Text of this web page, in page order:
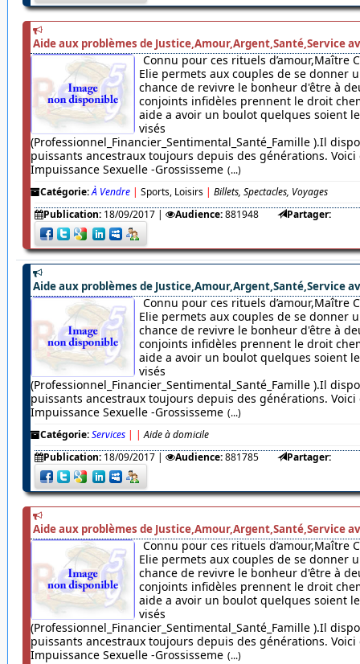
Aide aux problèmes de Justice,Amour,Argent,Santé,Service
Connu pour ces rituels d’amour,Maître
Elie permets aux couples de se donner
chance de revivre le bonheur d'être à
conjoints infidèles prennent le droit
aide a avoir un boulot quelques soient
visés
(Professionnel_Financier_Sentimental_Santé_Famille ).Il
puissants ancestraux toujours depuis des générations. Voici
Impuissance Sexuelle -Grossisseme (...)
Catégorie:À Vendre | Sports, Loisirs | Billets, Spectacles, Voyages
Publication: 18/09/2017| Audience:881948 Partager:
Aide aux problèmes de Justice,Amour,Argent,Santé,Service
Connu pour ces rituels d’amour,Maître
Elie permets aux couples de se donner
chance de revivre le bonheur d'être à
conjoints infidèles prennent le droit
aide a avoir un boulot quelques soient
visés
(Professionnel_Financier_Sentimental_Santé_Famille ).Il
puissants ancestraux toujours depuis des générations. Voici
Impuissance Sexuelle -Grossisseme (...)
Catégorie:Services | | Aide à domicile
Publication: 18/09/2017| Audience:881785 Partager:
Aide aux problèmes de Justice,Amour,Argent,Santé,Service
Connu pour ces rituels d’amour,Maître
Elie permets aux couples de se donner
chance de revivre le bonheur d'être à
conjoints infidèles prennent le droit
aide a avoir un boulot quelques soient
visés
(Professionnel_Financier_Sentimental_Santé_Famille ).Il
puissants ancestraux toujours depuis des générations. Voici
Impuissance Sexuelle -Grossisseme (...)